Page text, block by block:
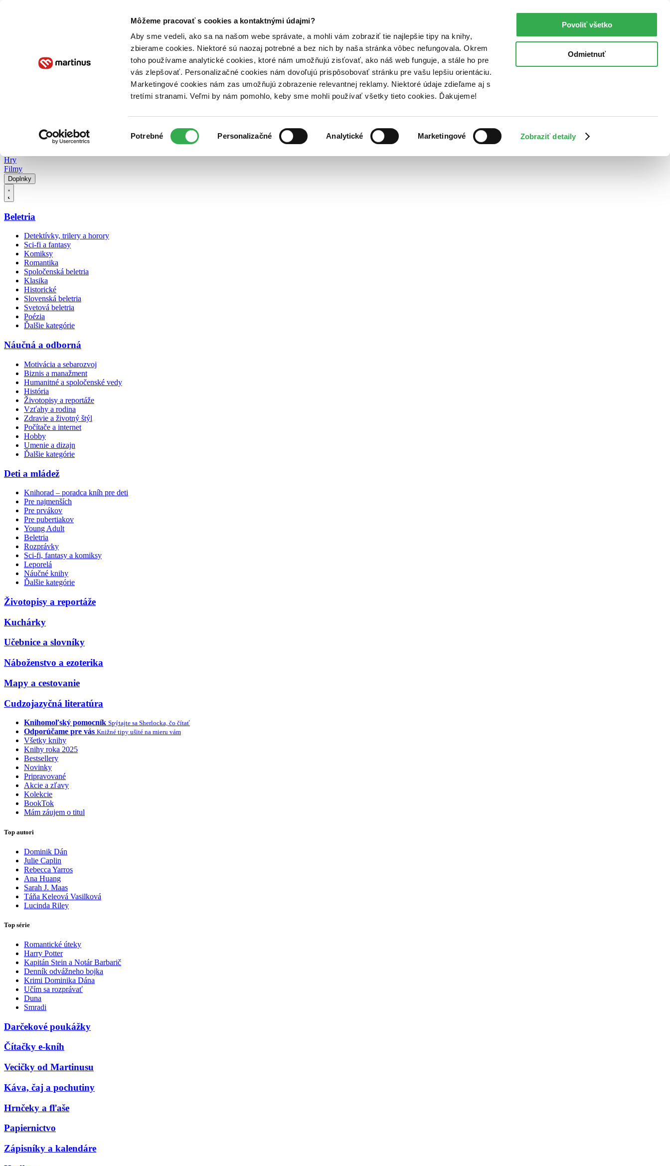
Môžeme pracovať s cookies a kontaktnými údajmi?
Aby sme vedeli, ako sa na našom webe správate, a mohli vám zobraziť tie najlepšie tipy na knihy,
zbierame cookies. Niektoré sú naozaj potrebné a bez nich by naša stránka vôbec nefungovala. Okrem
toho používame analytické cookies, ktoré nám umožňujú zisťovať, ako náš web funguje, a stále ho pre
vás zlepšovať. Personalizačné cookies nám dovoľujú prispôsobovať stránku pre vašu lepšiu orientáciu.
Marketingové cookies nám zas umožňujú zobrazenie relevantnej reklamy. Niektoré údaje zdieľame aj s
tretími stranami. Veľmi by nám pomohlo, keby sme mohli používať všetky tieto cookies. Ďakujeme!
súhlasu
Potrebné Personalizačné Analytické Marketingové Zobraziť detaily
Povoliť všetko
Odmietnuť
Poukážky Kontakt
Hry
Filmy
Doplnky
Beletria
Detektívky, trilery a horory
Sci-fi a fantasy
Komiksy
Romantika
Spoločenská beletria
Klasika
Historické
Slovenská beletria
Svetová beletria
Poézia
Ďalšie kategórie
Náučná a odborná
Motivácia a sebarozvoj
Biznis a manažment
Humanitné a spoločenské vedy
História
Životopisy a reportáže
Vzťahy a rodina
Zdravie a životný štýl
Počítače a internet
Hobby
Umenie a dizajn
Ďalšie kategórie
Deti a mládež
Knihorad – poradca kníh pre deti
Pre najmenších
Pre prvákov
Pre pubertiakov
Young Adult
Beletria
Rozprávky
Sci-fi, fantasy a komiksy
Leporelá
Náučné knihy
Ďalšie kategórie
Životopisy a reportáže
Kuchárky
Učebnice a slovníky
Náboženstvo a ezoterika
Mapy a cestovanie
Cudzojazyčná literatúra
Knihomoľský pomocník Spýtajte sa Sherlocka, čo čítať
Odporúčame pre vás Knižné tipy ušité na mieru vám
Všetky knihy
Knihy roka 2025
Bestsellery
Novinky
Pripravované
Akcie a zľavy
Kolekcie
BookTok
Mám záujem o titul
Top autori
Dominik Dán
Julie Caplin
Rebecca Yarros
Ana Huang
Sarah J. Maas
Táňa Keleová Vasilková
Lucinda Riley
Top série
Romantické úteky
Harry Potter
Kapitán Stein a Notár Barbarič
Denník odvážneho bojka
Krimi Dominika Dána
Učím sa rozprávať
Duna
Smradi
Darčekové poukážky
Čítačky e-kníh
Vecičky od Martinusu
Káva, čaj a pochutiny
Hrnčeky a fľaše
Papiernictvo
Zápisníky a kalendáre